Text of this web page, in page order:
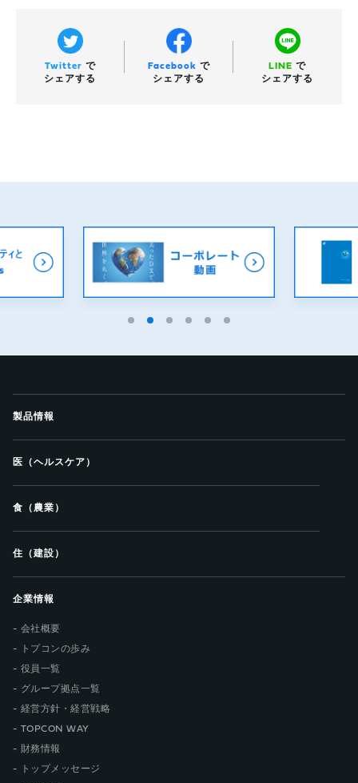
Twitter で
シェアする
Facebook で
シェアする
LINE で
シェアする
製品情報
医（ヘルスケア）
食（農業）
住（建設）
企業情報
会社概要
トプコンの歩み
役員一覧
グループ拠点一覧
経営方針・経営戦略
TOPCON WAY
財務情報
トップメッセージ